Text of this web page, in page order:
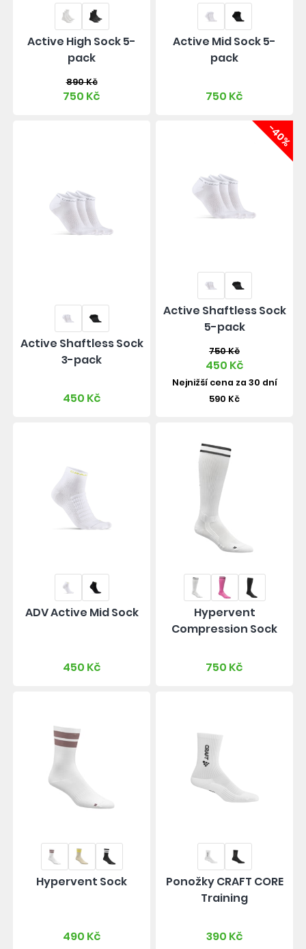
Active High Sock 5-
pack
890 Kč
750 Kč
Active Mid Sock 5-
pack
750 Kč
Active Shaftless Sock
3-pack
450 Kč
-40%
Active Shaftless Sock
5-pack
750 Kč
450 Kč
Nejnižší cena za 30 dní
590 Kč
ADV Active Mid Sock
450 Kč
Hypervent
Compression Sock
750 Kč
Hypervent Sock
490 Kč
Ponožky CRAFT CORE
Training
390 Kč